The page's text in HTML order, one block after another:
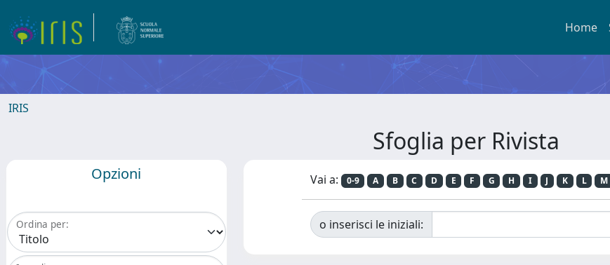
Home
IRIS
Sfoglia per Rivista
Opzioni
Ordina per:
Vai a: 0-9 A B C D E F G H I J K L M
o inserisci le iniziali: